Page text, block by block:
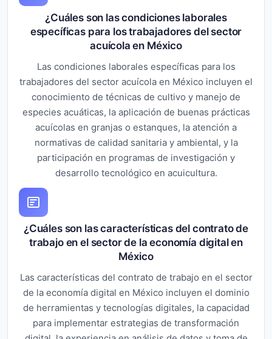
¿Cuáles son las condiciones laborales
específicas para los trabajadores del sector
acuícola en México
Las condiciones laborales específicas para los
trabajadores del sector acuícola en México incluyen el
conocimiento de técnicas de cultivo y manejo de
especies acuáticas, la aplicación de buenas prácticas
acuícolas en granjas o estanques, la atención a
normativas de calidad sanitaria y ambiental, y la
participación en programas de investigación y
desarrollo tecnológico en acuicultura.
¿Cuáles son las características del contrato de
trabajo en el sector de la economía digital en
México
Las características del contrato de trabajo en el sector
de la economía digital en México incluyen el dominio
de herramientas y tecnologías digitales, la capacidad
para implementar estrategias de transformación